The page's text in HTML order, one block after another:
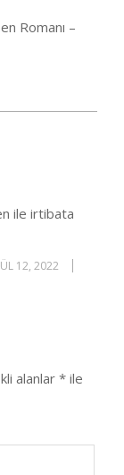
Romanı –
ile irtibata
12, 2022
alanlar* ile